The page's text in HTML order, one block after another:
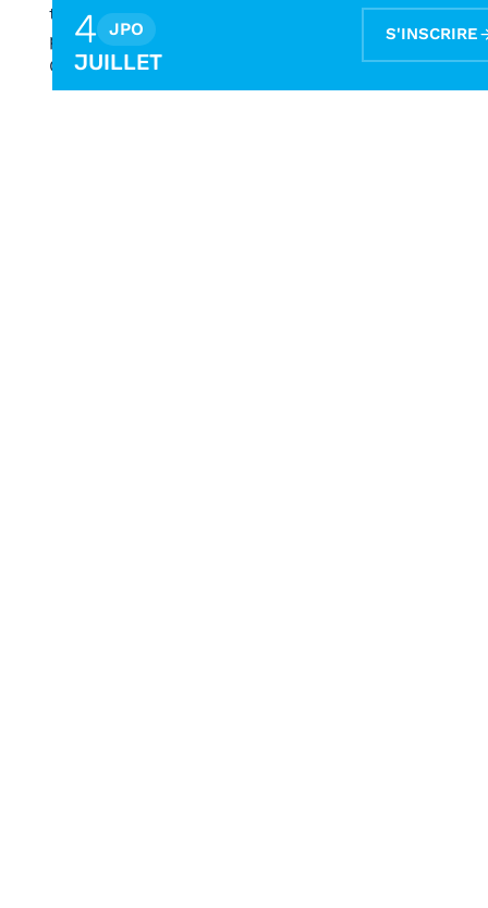
terminal fin novembre sur l’ensemble du
programme (CM + ED) d’1h00 sous forme de
QCM
4 JPO
JUILLET
S'INSCRIRE